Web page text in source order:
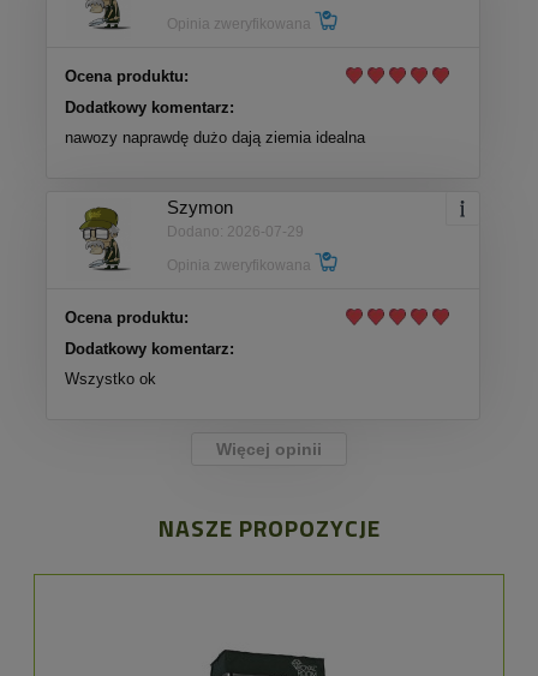
Opinia zweryfikowana
Ocena produktu:
Dodatkowy komentarz:
nawozy naprawdę dużo dają ziemia idealna
Szymon
Dodano: 2026-07-29
Opinia zweryfikowana
Ocena produktu:
Dodatkowy komentarz:
Wszystko ok
Więcej opinii
NASZE PROPOZYCJE